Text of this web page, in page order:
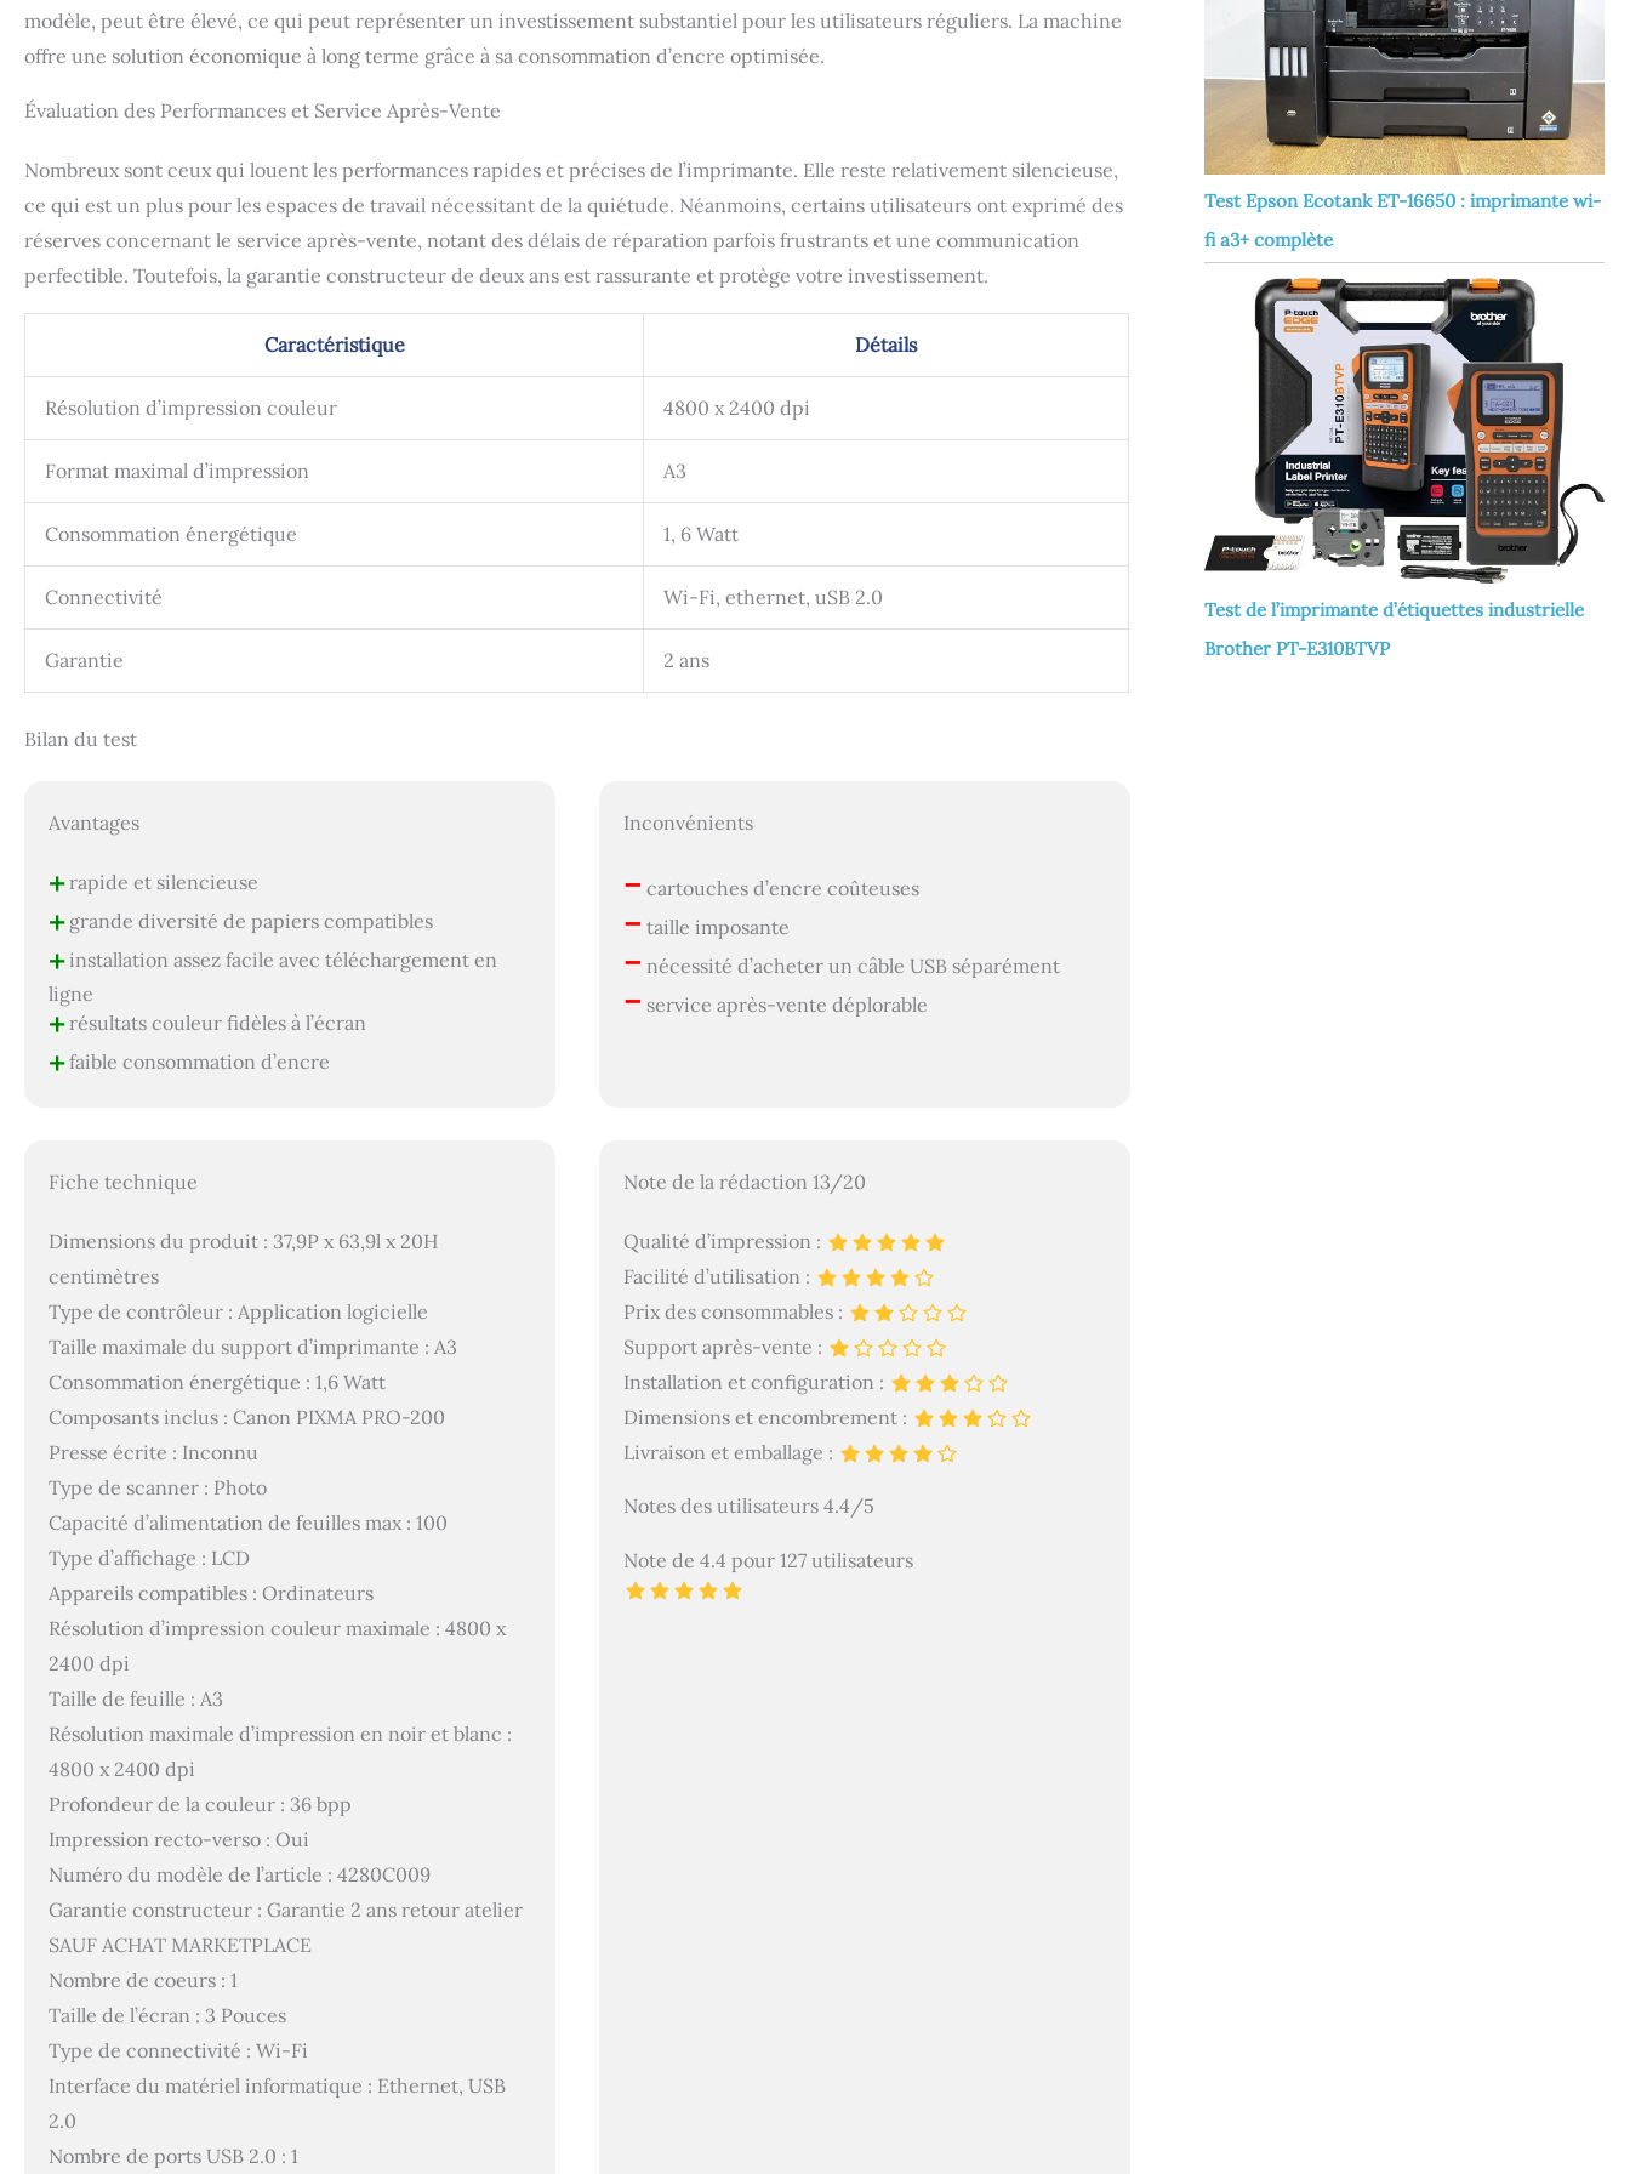
modèle, peut être élevé, ce qui peut représenter un investissement substantiel pour les utilisateurs réguliers. La machine
offre une solution économique à long terme grâce à sa consommation d’encre optimisée.
Évaluation des Performances et Service Après-Vente
Nombreux sont ceux qui louent les performances rapides et précises de l’imprimante. Elle reste relativement silencieuse,
ce qui est un plus pour les espaces de travail nécessitant de la quiétude. Néanmoins, certains utilisateurs ont exprimé des
réserves concernant le service après-vente, notant des délais de réparation parfois frustrants et une communication
perfectible. Toutefois, la garantie constructeur de deux ans est rassurante et protège votre investissement.
Caractéristique Détails
Résolution d’impression couleur 4800 x 2400 dpi
Format maximal d’impression A3
Consommation énergétique 1, 6 Watt
Connectivité Wi-Fi, ethernet, uSB 2.0
Garantie 2 ans
Bilan du test
Avantages
+rapide et silencieuse
+grande diversité de papiers compatibles
+installation assez facile avec téléchargement en
ligne
+résultats couleur fidèles à l’écran
+faible consommation d’encre
Inconvénients
– cartouches d’encre coûteuses
– taille imposante
– nécessité d’acheter un câble USB séparément
– service après-vente déplorable
Fiche technique
Dimensions du produit : 37,9P x 63,9l x 20H
centimètres
Type de contrôleur : Application logicielle
Taille maximale du support d’imprimante : A3
Consommation énergétique : 1,6 Watt
Composants inclus : Canon PIXMA PRO-200
Presse écrite : Inconnu
Type de scanner : Photo
Capacité d’alimentation de feuilles max : 100
Type d’affichage : LCD
Appareils compatibles : Ordinateurs
Résolution d’impression couleur maximale : 4800 x
2400 dpi
Taille de feuille : A3
Résolution maximale d’impression en noir et blanc :
4800 x 2400 dpi
Profondeur de la couleur : 36 bpp
Impression recto-verso : Oui
Numéro du modèle de l’article : 4280C009
Garantie constructeur : Garantie 2 ans retour atelier
SAUF ACHAT MARKETPLACE
Nombre de coeurs : 1
Taille de l’écran : 3 Pouces
Type de connectivité : Wi-Fi
Interface du matériel informatique : Ethernet, USB
2.0
Nombre de ports USB 2.0 : 1
Note de la rédaction 13/20
Qualité d’impression :
Facilité d’utilisation :
Prix des consommables :
Support après-vente :
Installation et configuration :
Dimensions et encombrement :
Livraison et emballage :
Notes des utilisateurs 4.4/5
Note de 4.4 pour 127 utilisateurs
Test Epson Ecotank ET-16650 : imprimante wi-
fi a3+ complète
Test de l’imprimante d’étiquettes industrielle
Brother PT-E310BTVP